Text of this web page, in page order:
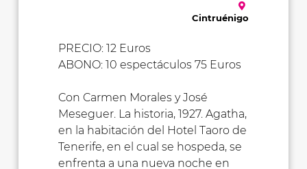
Cintruénigo
PRECIO: 12 Euros
ABONO: 10 espectáculos 75 Euros
Con Carmen Morales y José
Meseguer. La historia, 1927. Agatha,
en la habitación del Hotel Taoro de
Tenerife, en el cual se hospeda, se
enfrenta a una nueva noche en